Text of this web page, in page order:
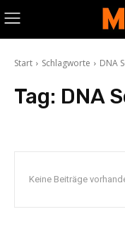
Start Schlagworte DNA
Tag: DNA
Keine Beiträge